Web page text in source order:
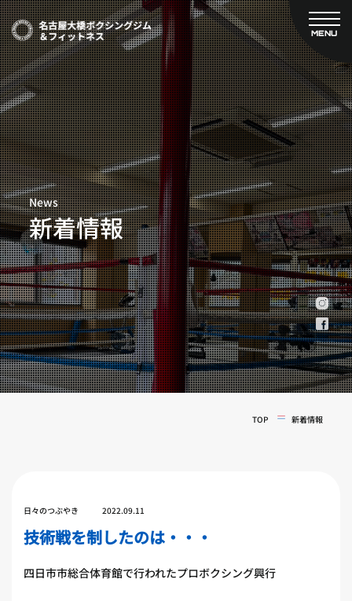
MENU
CLOSE
TOP
新着情報
ご予約
プライベートコース予約
レンタルスタジオ予約
名古屋大橋ボクシングジムについて
大橋弘政プロフィール
スタッフ紹介
料金案内
設備紹介
アクセス
営業時間
トレーナー募集
スポンサー募集
大会チケット購入
キャンペーン
実戦コース
料金システム
フィットネスコース
News
新着情報
TOP 新着情報
日々のつぶやき 2022.09.11
技術戦を制したのは・・・
四日市市総合体育館で行われたプロボクシング興行